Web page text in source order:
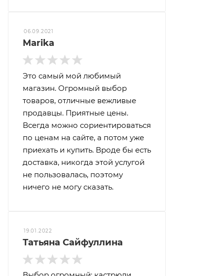
06.09.2021
Marika
Это самый мой любимый
магазин. Огромный выбор
товаров, отличные вежливые
продавцы. Приятные цены.
Всегда можно сориентироваться
по ценам на сайте, а потом уже
приехать и купить. Вроде бы есть
доставка, никогда этой услугой
не пользовалась, поэтому
ничего не могу сказать.
19.01.2022
Татьяна Сайфуллина